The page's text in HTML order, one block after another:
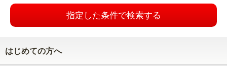
指定した条件で検索する
はじめての方へ